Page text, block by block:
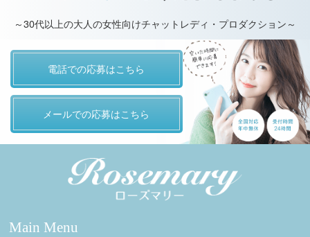
～30代以上の大人の女性向けチャットレディ・プロダクション～
電話での応募はこちら
メールでの応募はこちら
Main Menu